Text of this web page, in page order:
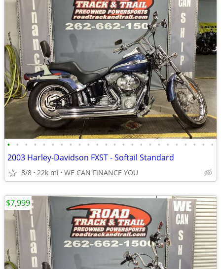
• • • • • • • • • • • • • • • • • • • • • • • •
2003 Harley-Davidson FXST - Softail Standard
8/8 22k mi WE CAN FINANCE YOU
$7,999